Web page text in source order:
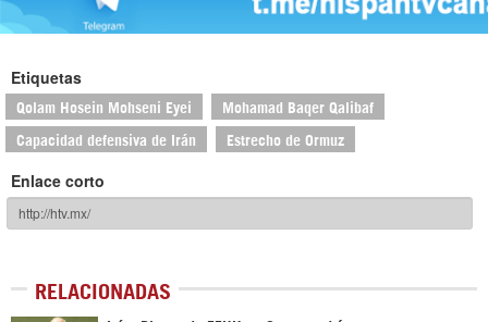
Etiquetas
Qolam Hosein Mohseni Eyei Mohamad Baqer Qalibaf
Capacidad defensiva de Irán Estrecho de Ormuz
Enlace corto
RELACIONADAS